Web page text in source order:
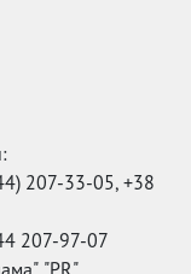
207-33-05, +38
207-97-07
"PR",